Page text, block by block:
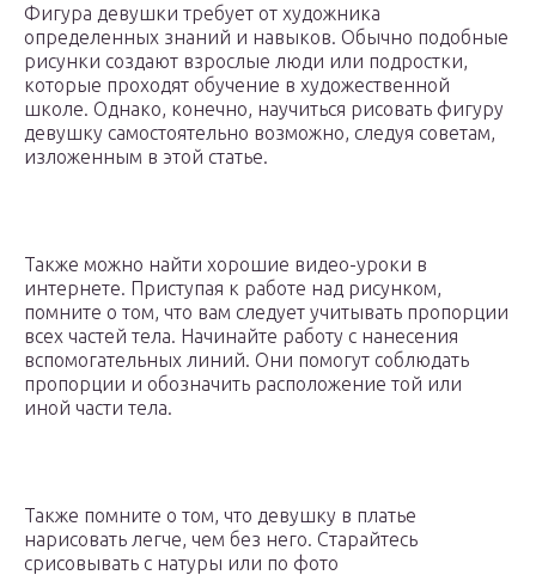
Фигура девушки требует от художника
определенных знаний и навыков. Обычно подобные
рисунки создают взрослые люди или подростки,
которые проходят обучение в художественной
школе. Однако, конечно, научиться рисовать фигуру
девушку самостоятельно возможно, следуя советам,
изложенным в этой статье.
Также можно найти хорошие видео-уроки в
интернете. Приступая к работе над рисунком,
помните о том, что вам следует учитывать пропорции
всех частей тела. Начинайте работу с нанесения
вспомогательных линий. Они помогут соблюдать
пропорции и обозначить расположение той или
иной части тела.
Также помните о том, что девушку в платье
нарисовать легче, чем без него. Старайтесь
срисовывать с натуры или по фото